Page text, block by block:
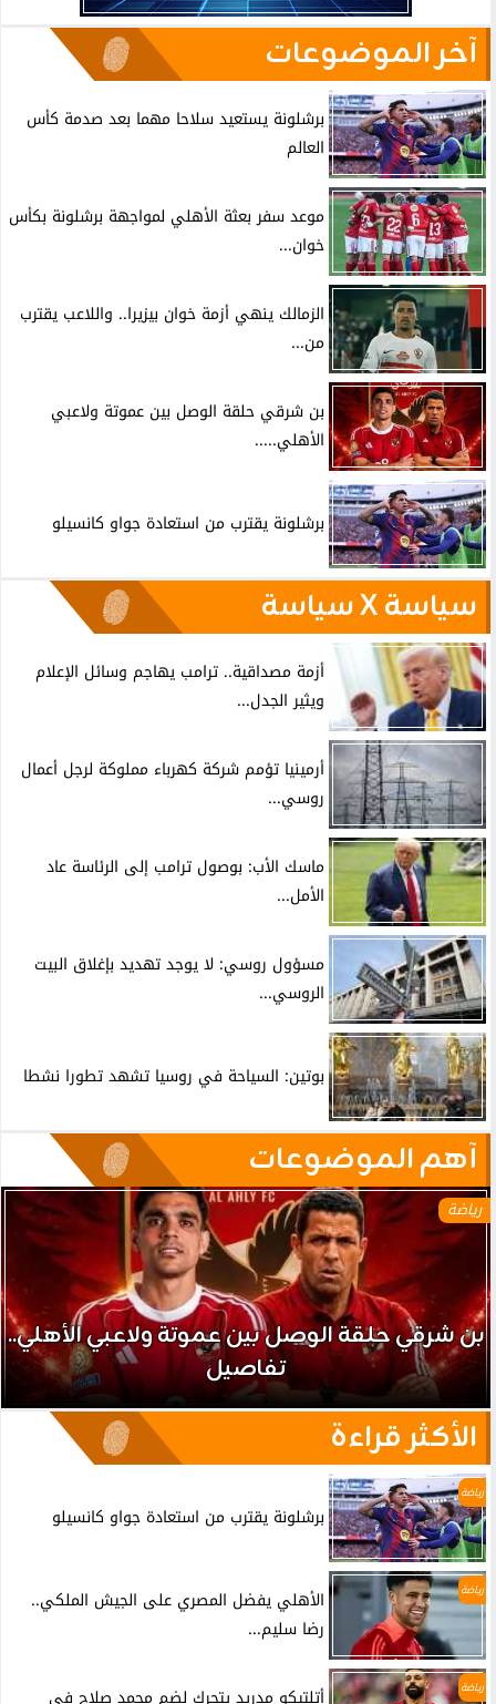
آخر الموضوعات
برشلونة يستعيد سلاحا مهما بعد صدمة كأس
العالم
موعد سفر بعثة الأهلي لمواجهة برشلونة بكأس
خوان...
الزمالك ينهي أزمة خوان بيزيرا.. واللاعب يقترب
من...
بن شرقي حلقة الوصل بين عموتة ولاعبي
الأهلي.....
برشلونة يقترب من استعادة جواو كانسيلو
سياسة X سياسة
أزمة مصداقية.. ترامب يهاجم وسائل الإعلام
ويثير الجدل...
أرمينيا تؤمم شركة كهرباء مملوكة لرجل أعمال
روسي...
ماسك الأب: بوصول ترامب إلى الرئاسة عاد
الأمل...
مسؤول روسي: لا يوجد تهديد بإغلاق البيت
الروسي...
بوتين: السياحة في روسيا تشهد تطورا نشطا
آهم الموضوعات
رياضة
بن شرقي حلقة الوصل بين عموتة ولاعبي الأهلي..
تفاصيل
الأكثر قراءة
رياضة
برشلونة يقترب من استعادة جواو كانسيلو
رياضة
الأهلي يفضل المصري على الجيش الملكي..
رضا سليم...
رياضة
أتلتيكو مدريد يتحرك لضم محمد صلاح في